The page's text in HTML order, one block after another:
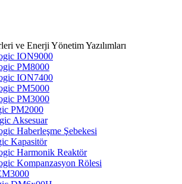
ve Enerji Yönetim Yazılımları
ION9000
PM8000
ION7400
PM5000
PM3000
PM2000
Aksesuar
Haberleşme Şebekesi
Kapasitör
Harmonik Reaktör
Kompanzasyon Rölesi